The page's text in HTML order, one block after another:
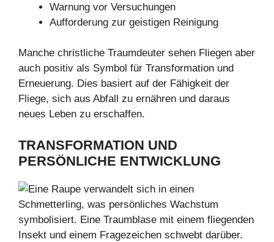
Warnung vor Versuchungen
Aufforderung zur geistigen Reinigung
Manche christliche Traumdeuter sehen Fliegen aber
auch positiv als Symbol für Transformation und
Erneuerung. Dies basiert auf der Fähigkeit der
Fliege, sich aus Abfall zu ernähren und daraus
neues Leben zu erschaffen.
TRANSFORMATION UND
PERSÖNLICHE ENTWICKLUNG